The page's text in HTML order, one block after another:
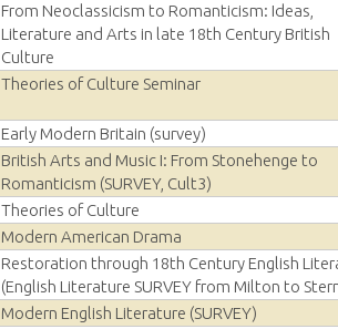
From Neoclassicism to Romanticism: Ideas,
Literature and Arts in late 18th Century British
Culture
Theories of Culture Seminar
Early Modern Britain (survey)
British Arts and Music I: From Stonehenge to
Romanticism (SURVEY, Cult3)
Theories of Culture
Modern American Drama
Restoration through 18th Century English
(English Literature SURVEY from Milton to
Modern English Literature (SURVEY)